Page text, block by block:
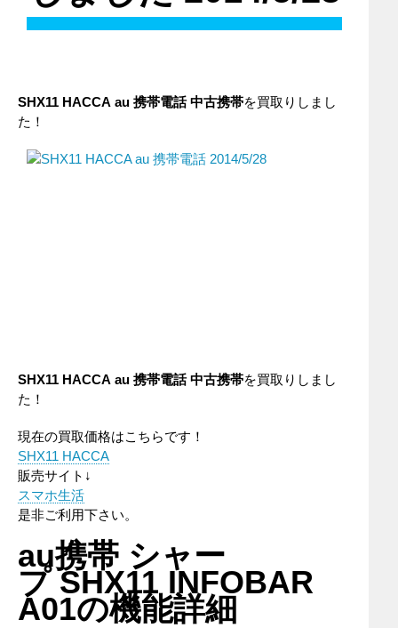
SHX11 HACCA au 携帯電話中古携帯を買取りしまし
た！
SHX11 HACCA au 携帯電話中古携帯を買取りしまし
た！
現在の買取価格はこちらです！
SHX11 HACCA
販売サイト↓
スマホ生活
是非ご利用下さい。
au携帯 シャー
プ SHX11 INFOBAR
A01の機能詳細